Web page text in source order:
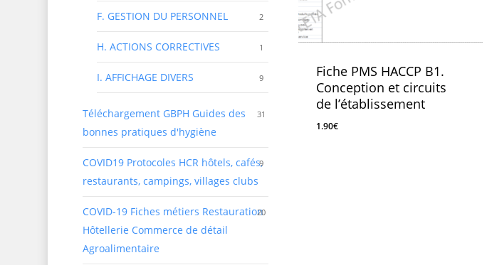
F. GESTION DU PERSONNEL 2
H. ACTIONS CORRECTIVES 1
I. AFFICHAGE DIVERS 9
Téléchargement GBPH Guides des
bonnes pratiques d'hygiène
31
COVID19 Protocoles HCR hôtels, cafés,
restaurants, campings, villages clubs
9
COVID-19 Fiches métiers Restauration
Hôtellerie Commerce de détail
Agroalimentaire
20
Fiche PMS HACCP B1.
Conception et circuits
de l’établissement
1.90€